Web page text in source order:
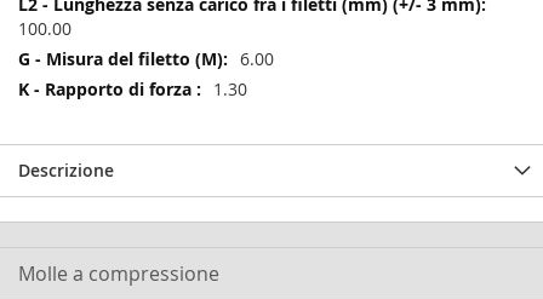
100.00
6.00
1.30
Descrizione
Molle a compressione